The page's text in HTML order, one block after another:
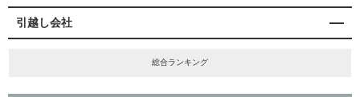
引越し会社
総合ランキング